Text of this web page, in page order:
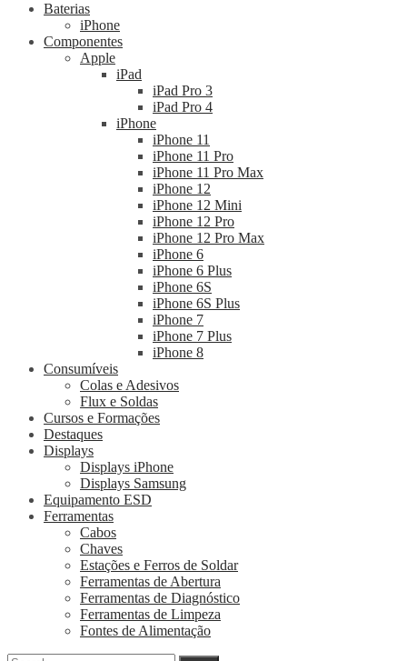
Baterias
iPhone
Componentes
Apple
iPad
iPad Pro 3
iPad Pro 4
iPhone
iPhone 11
iPhone 11 Pro
iPhone 11 Pro Max
iPhone 12
iPhone 12 Mini
iPhone 12 Pro
iPhone 12 Pro Max
iPhone 6
iPhone 6 Plus
iPhone 6S
iPhone 6S Plus
iPhone 7
iPhone 7 Plus
iPhone 8
Consumíveis
Colas e Adesivos
Flux e Soldas
Cursos e Formações
Destaques
Displays
Displays iPhone
Displays Samsung
Equipamento ESD
Ferramentas
Cabos
Chaves
Estações e Ferros de Soldar
Ferramentas de Abertura
Ferramentas de Diagnóstico
Ferramentas de Limpeza
Fontes de Alimentação